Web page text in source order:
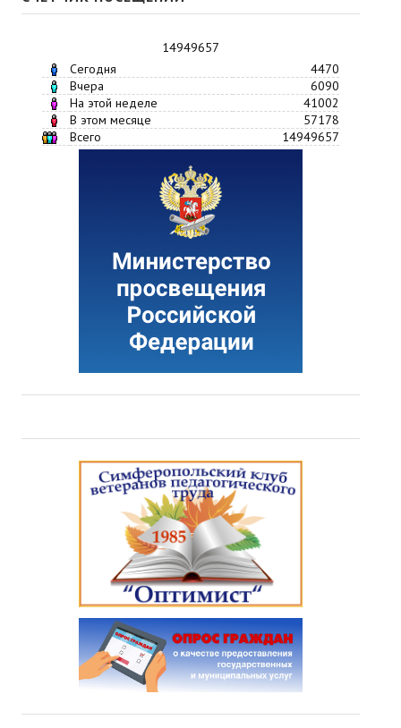
14949657
Сегодня
4470
Вчера
6090
На этой неделе
41002
В этом месяце
57178
Всего
14949657